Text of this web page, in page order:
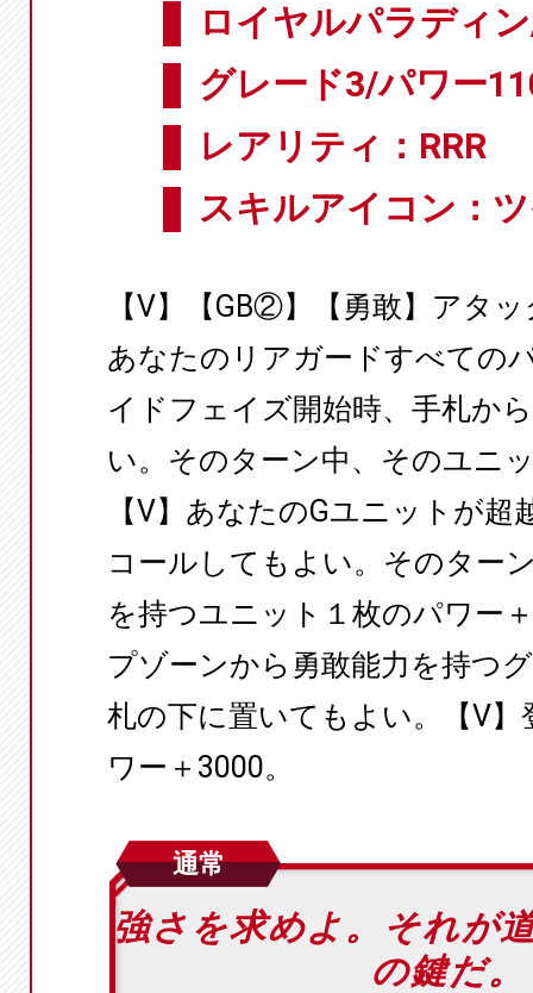
ロイヤルパラディ
グレード3/パワー
レアリティ：RRR
スキルアイコン：
【V】【GB②】【勇敢】アタ
あなたのリアガードすべての
イドフェイズ開始時、手札か
い。そのターン中、そのユニ
【V】あなたのGユニットが
コールしてもよい。そのター
を持つユニット１枚のパワー
プゾーンから勇敢能力を持つ
札の下に置いてもよい。【V
ワー＋3000。
通常
強さを求めよ。それが
の鍵だ。